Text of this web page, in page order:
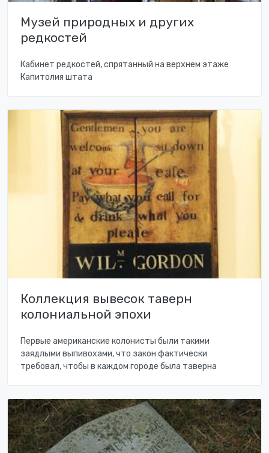
Музей природных и других
редкостей
Кабинет редкостей, спрятанный на верхнем этаже
Капитолия штата
Коллекция вывесок таверн
колониальной эпохи
Первые американские колонисты были такими
заядлыми выпивохами, что закон фактически
требовал, чтобы в каждом городе была таверна